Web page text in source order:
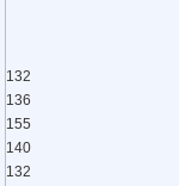
132
136
155
140
132